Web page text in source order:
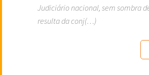
Judiciário nacional, sem sombra
resulta da conj(…)